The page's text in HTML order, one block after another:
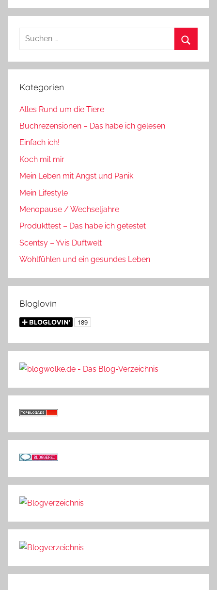
Suchen
Kategorien
Alles Rund um die Tiere
Buchrezensionen – Das habe ich gelesen
Einfach ich!
Koch mit mir
Mein Leben mit Angst und Panik
Mein Lifestyle
Menopause / Wechseljahre
Produkttest – Das habe ich getestet
Scentsy – Yvis Duftwelt
Wohlfühlen und ein gesundes Leben
Bloglovin